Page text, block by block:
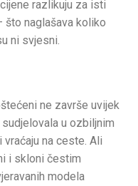
razlikuju za isti
naglašava koliko
ni svjesni.
ne završe uvijek
u ozbiljnim
na ceste. Ali
i skloni čestim
modela